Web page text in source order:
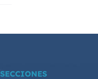
SECCIONES